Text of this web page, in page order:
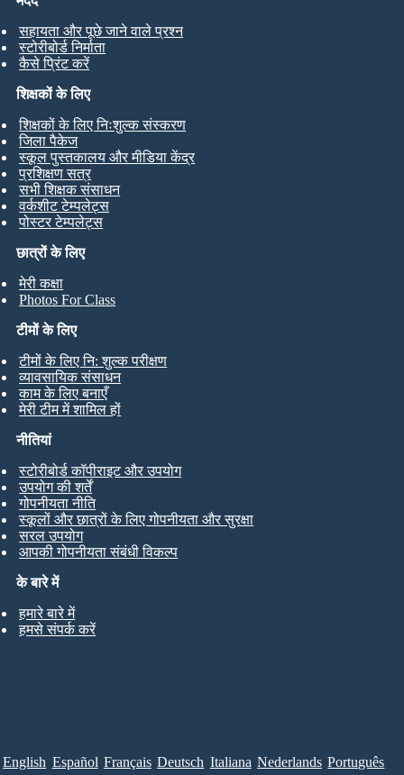
सहायता और पूछे जाने वाले प्रश्न
स्टोरीबोर्ड निर्माता
कैसे प्रिंट करें
छात्रों के लिए
मेरी कक्षा
Photos For Class
शिक्षकों के लिए
शिक्षकों के लिए निःशुल्क संस्करण
जिला पैकेज
स्कूल पुस्तकालय और मीडिया केंद्र
प्रशिक्षण सत्र
सभी शिक्षक संसाधन
वर्कशीट टेम्पलेट्स
पोस्टर टेम्पलेट्स
टीमों के लिए
टीमों के लिए नि: शुल्क परीक्षण
व्यावसायिक संसाधन
काम के लिए बनाएँ
मेरी टीम में शामिल हों
के बारे में
हमारे बारे में
हमसे संपर्क करें
नीतियां
स्टोरीबोर्ड कॉपीराइट और उपयोग
उपयोग की शर्तें
गोपनीयता नीति
स्कूलों और छात्रों के लिए गोपनीयता और सुरक्षा
सरल उपयोग
आपकी गोपनीयता संबंधी विकल्प
English Español Français Deutsch Italiana Nederlands Português